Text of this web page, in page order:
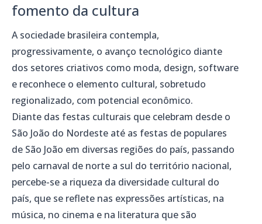
fomento da cultura
A sociedade brasileira contempla,
progressivamente, o avanço tecnológico diante
dos setores criativos como moda, design, software
e reconhece o elemento cultural, sobretudo
regionalizado, com potencial econômico.
Diante das festas culturais que celebram desde o
São João do Nordeste até as festas de populares
de São João em diversas regiões do país, passando
pelo carnaval de norte a sul do território nacional,
percebe-se a riqueza da diversidade cultural do
país, que se reflete nas expressões artísticas, na
música, no cinema e na literatura que são